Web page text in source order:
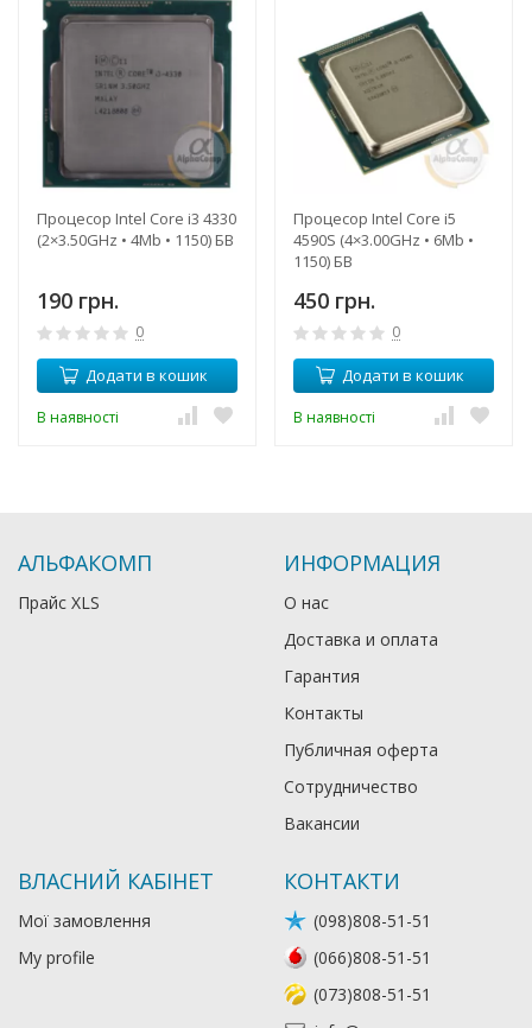
Процесор Intel Core i3 4330
(2×3.50GHz • 4Mb • 1150) БВ
190 грн.
0
Додати в кошик
В наявності
Процесор Intel Core i5
4590S (4×3.00GHz • 6Mb •
1150) БВ
450 грн.
0
Додати в кошик
В наявності
АЛЬФАКОМП
Прайс XLS
ИНФОРМАЦИЯ
О нас
Доставка и оплата
Гарантия
Контакты
Публичная оферта
Сотрудничество
Вакансии
ВЛАСНИЙ КАБІНЕТ
Мої замовлення
My profile
КОНТАКТИ
(098)808-51-51
(066)808-51-51
(073)808-51-51